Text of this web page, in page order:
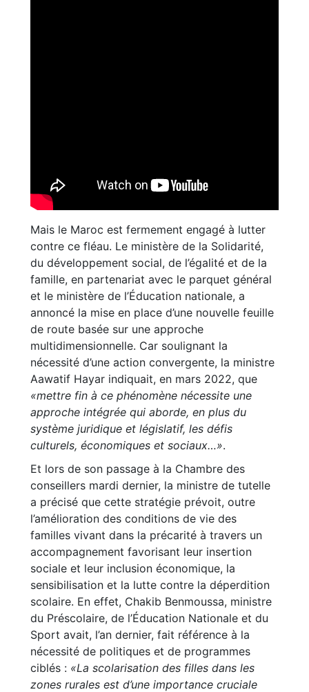
Mais le Maroc est fermement engagé à lutter
contre ce fléau. Le ministère de la Solidarité,
du développement social, de l’égalité et de la
famille, en partenariat avec le parquet général
et le ministère de l’Éducation nationale, a
annoncé la mise en place d’une nouvelle feuille
de route basée sur une approche
multidimensionnelle. Car soulignant la
nécessité d’une action convergente, la ministre
Aawatif Hayar indiquait, en mars 2022, que
«mettre fin à ce phénomène nécessite une
approche intégrée qui aborde, en plus du
système juridique et législatif, les défis
culturels, économiques et sociaux…».
Et lors de son passage à la Chambre des
conseillers mardi dernier, la ministre de tutelle
a précisé que cette stratégie prévoit, outre
l’amélioration des conditions de vie des
familles vivant dans la précarité à travers un
accompagnement favorisant leur insertion
sociale et leur inclusion économique, la
sensibilisation et la lutte contre la déperdition
scolaire. En effet, Chakib Benmoussa, ministre
du Préscolaire, de l’Éducation Nationale et du
Sport avait, l’an dernier, fait référence à la
nécessité de politiques et de programmes
ciblés : «La scolarisation des filles dans les
zones rurales est d’une importance cruciale